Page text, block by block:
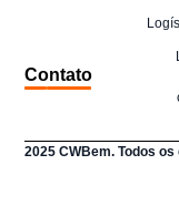
Contato
2025 CWBem. Todos